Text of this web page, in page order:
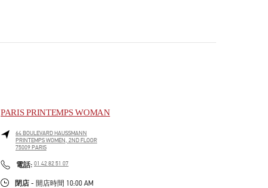
PARIS PRINTEMPS WOMAN
64 BOULEVARD HAUSSMANN
PRINTEMPS WOMEN, 2ND FLOOR
75009PARIS
電話: PHONE
01 42 82 51 07
閉店 - 開店時間 10:00 AM